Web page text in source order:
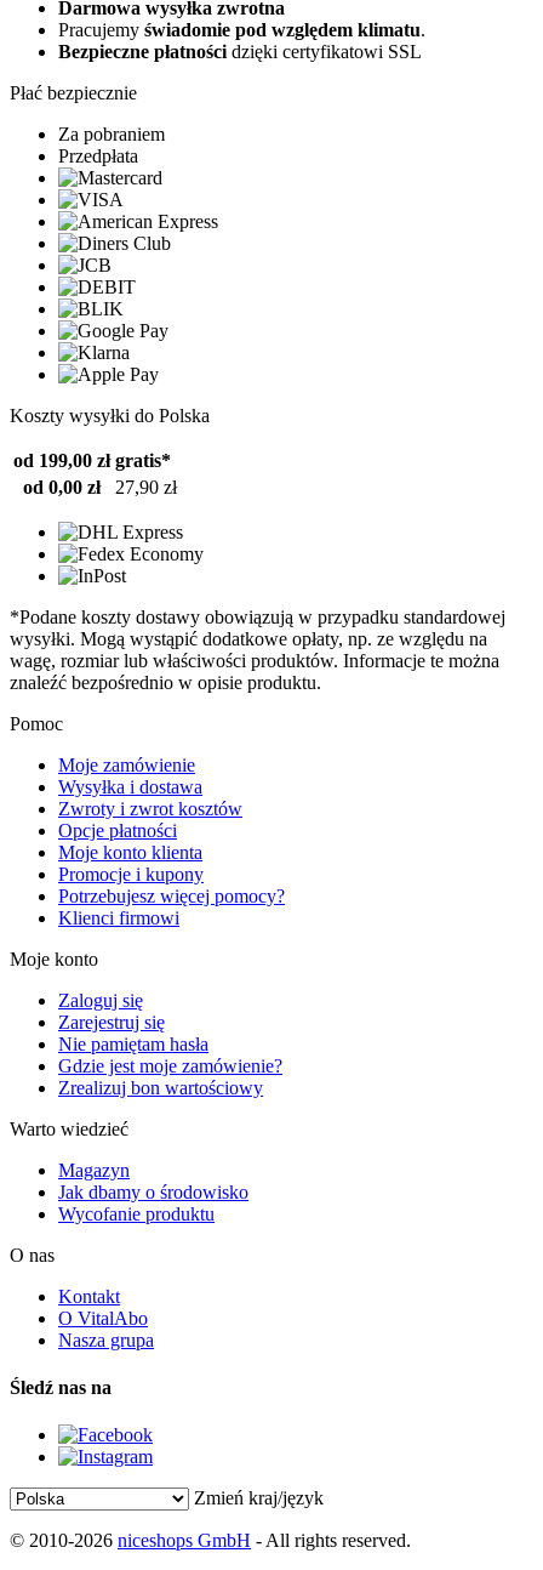
Darmowa wysyłka zwrotna
Pracujemy świadomie pod względem klimatu.
Bezpieczne płatności dzięki certyfikatowi SSL
Płać bezpiecznie
Za pobraniem
Przedpłata
Koszty wysyłki do Polska
od 199,00 zł gratis*
od 0,00 zł
27,90 zł
*Podane koszty dostawy obowiązują w przypadku standardowej
wysyłki. Mogą wystąpić dodatkowe opłaty, np. ze względu na
wagę, rozmiar lub właściwości produktów. Informacje te można
znaleźć bezpośrednio w opisie produktu.
Pomoc
Moje zamówienie
Wysyłka i dostawa
Zwroty i zwrot kosztów
Opcje płatności
Moje konto klienta
Promocje i kupony
Potrzebujesz więcej pomocy?
Klienci firmowi
Moje konto
Zaloguj się
Zarejestruj się
Nie pamiętam hasła
Gdzie jest moje zamówienie?
Zrealizuj bon wartościowy
Warto wiedzieć
Magazyn
Jak dbamy o środowisko
Wycofanie produktu
O nas
Kontakt
O VitalAbo
Nasza grupa
Śledź nas na
Zmień kraj/język
© 2010-2026 niceshops GmbH - All rights reserved.